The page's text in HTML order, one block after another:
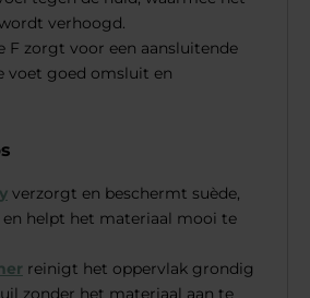
verhoogd.
F zorgt voor een aansluitende
voet goed omsluit en
verzorgt en beschermt suède,
en helpt het materiaal mooi te
reinigt het oppervlak grondig
zonder het materiaal aan te